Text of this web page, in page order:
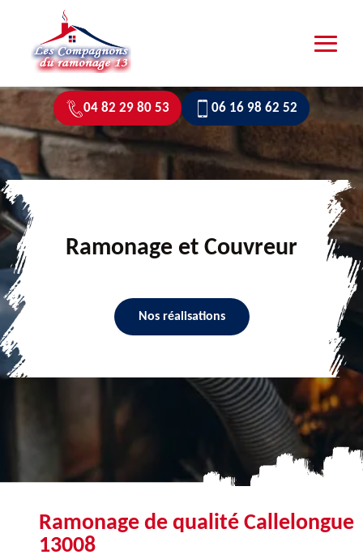
04 82 29 80 53 06 16 98 62 52
Ramonage et Couvreur
Nos réalisations
Ramonage de qualité Callelongue
13008